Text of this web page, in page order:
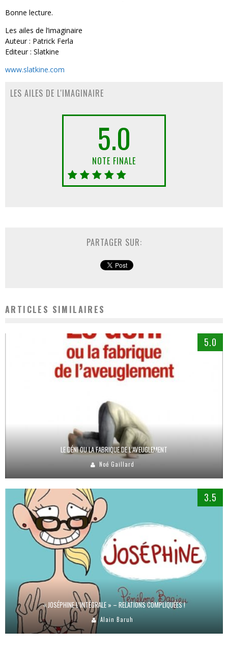
Bonne lecture.
Les ailes de l’imaginaire
Auteur : Patrick Ferla
Editeur : Slatkine
www.slatkine.com
LES AILES DE L'IMAGINAIRE
5.0
NOTE FINALE
PARTAGER SUR:
ARTICLES SIMILAIRES
5.0
LE DÉNI OU LA FABRIQUE DE L’AVEUGLEMENT
Noé Gaillard
3.5
« JOSÉPHINE L’INTÉGRALE » – RELATIONS COMPLIQUÉES !
Alain Baruh